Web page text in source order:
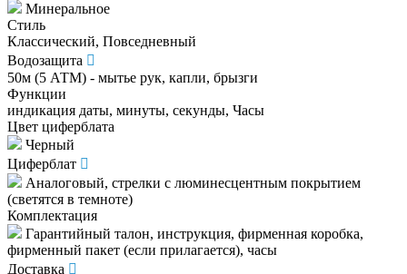
Минеральное
Стиль
Классический, Повседневный
Водозащита
50м (5 АТМ) - мытье рук, капли, брызги
Функции
индикация даты, минуты, секунды, Часы
Цвет циферблата
Черный
Циферблат
Аналоговый, стрелки с люминесцентным покрытием
(светятся в темноте)
Комплектация
Гарантийный талон, инструкция, фирменная коробка,
фирменный пакет (если прилагается), часы
Доставка